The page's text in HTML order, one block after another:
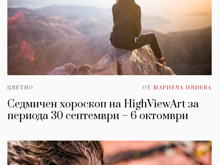
ЦВЕТНО ОТ МАРИЕЛА ИЛИЕВА
Седмичен хороскоп на HighViewArt за
периода 30 септември – 6 октомври